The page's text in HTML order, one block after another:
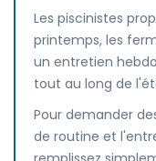
Les piscinistes
printemps, les
un entretien
tout au long de
Pour demander
de routine et